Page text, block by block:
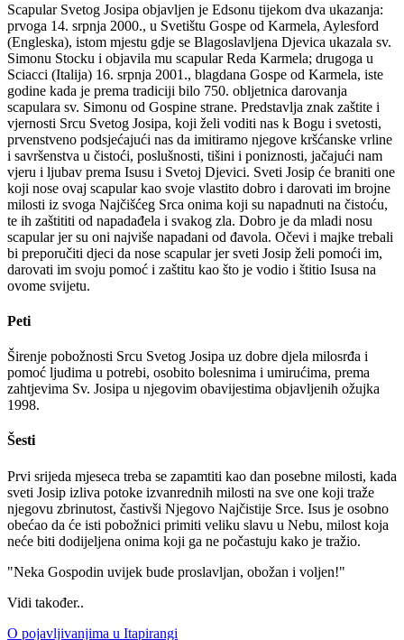
Scapular Svetog Josipa objavljen je Edsonu tijekom dva ukazanja:
prvoga 14. srpnja 2000., u Svetištu Gospe od Karmela, Aylesford
(Engleska), istom mjestu gdje se Blagoslavljena Djevica ukazala sv.
Simonu Stocku i objavila mu scapular Reda Karmela; drugoga u
Sciacci (Italija) 16. srpnja 2001., blagdana Gospe od Karmela, iste
godine kada je prema tradiciji bilo 750. obljetnica darovanja
scapulara sv. Simonu od Gospine strane. Predstavlja znak zaštite i
vjernosti Srcu Svetog Josipa, koji želi voditi nas k Bogu i svetosti,
prvenstveno podsjećajući nas da imitiramo njegove kršćanske vrline
i savršenstva u čistoći, poslušnosti, tišini i poniznosti, jačajući nam
vjeru i ljubav prema Isusu i Svetoj Djevici. Sveti Josip će braniti one
koji nose ovaj scapular kao svoje vlastito dobro i darovati im brojne
milosti iz svoga Najčišćeg Srca onima koji su napadnuti na čistoću,
te ih zaštititi od napadađela i svakog zla. Dobro je da mladi nosu
scapular jer su oni najviše napadani od đavola. Očevi i majke trebali
bi preporučiti djeci da nose scapular jer sveti Josip želi pomoći im,
darovati im svoju pomoć i zaštitu kao što je vodio i štitio Isusa na
ovome svijetu.
Peti
Širenje pobožnosti Srcu Svetog Josipa uz dobre djela milosrđa i
pomoć ljudima u potrebi, osobito bolesnima i umirućima, prema
zahtjevima Sv. Josipa u njegovim obavijestima objavljenih ožujka
1998.
Šesti
Prvi srijeda mjeseca treba se zapamtiti kao dan posebne milosti, kada
sveti Josip izliva potoke izvanrednih milosti na sve one koji traže
njegovu zbrinutost, častivši Njegovo Najčistije Srce. Isus je osobno
obećao da će isti pobožnici primiti veliku slavu u Nebu, milost koja
neće biti dodijeljena onima koji ga ne počastuju kako je tražio.
"Neka Gospodin uvijek bude proslavljan, obožan i voljen!"
Vidi također..
O pojavljivanjima u Itapirangi